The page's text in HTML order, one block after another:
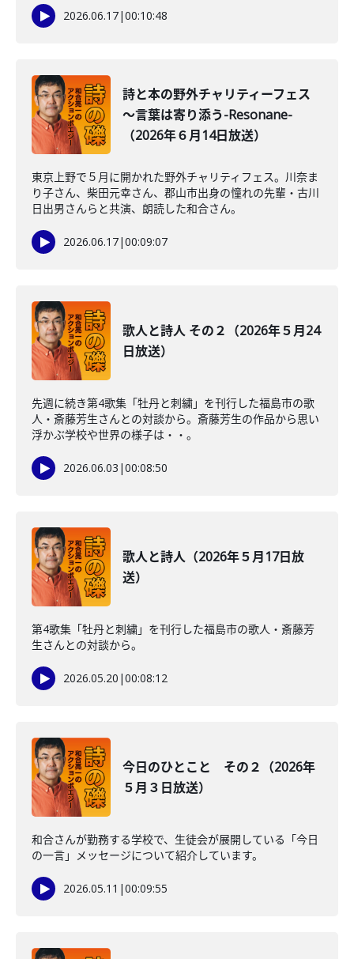
2026.06.17|00:10:48
詩と本の野外チャリティーフェス
～言葉は寄り添う-Resonane-
（2026年６月14日放送）
東京上野で５月に開かれた野外チャリティフェス。川奈ま
り子さん、柴田元幸さん、郡山市出身の憧れの先輩・古川
日出男さんらと共演、朗読した和合さん。
2026.06.17|00:09:07
歌人と詩人 その２（2026年５月24
日放送）
先週に続き第4歌集「牡丹と刺繍」を刊行した福島市の歌
人・斎藤芳生さんとの対談から。斎藤芳生の作品から思い
浮かぶ学校や世界の様子は・・。
2026.06.03 |00:08:50
歌人と詩人（2026年５月17日放
送）
第4歌集「牡丹と刺繍」を刊行した福島市の歌人・斎藤芳
生さんとの対談から。
2026.05.20 |00:08:12
今日のひとこと その２（2026年
５月３日放送）
和合さんが勤務する学校で、生徒会が展開している「今日
の一言」メッセージについて紹介しています。
2026.05.11 |00:09:55